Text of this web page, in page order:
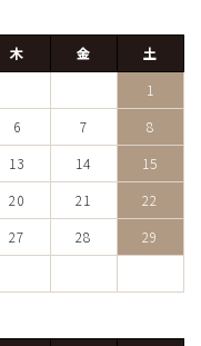
木 金
土
1
6 7
8
13 14
15
20 21
22
27 28
29